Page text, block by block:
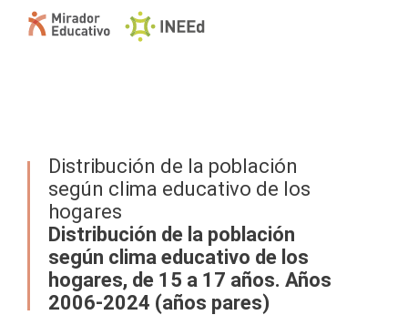
Distribución de la población
según clima educativo de los
hogares
Distribución de la población
según clima educativo de los
hogares, de 15 a 17 años. Años
2006-2024 (años pares)